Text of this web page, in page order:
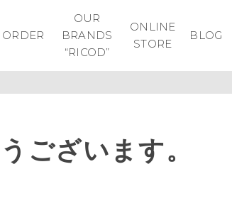
ORDER
OUR
BRANDS
“RICOD”
ONLINE
STORE
BLOG
ございます。